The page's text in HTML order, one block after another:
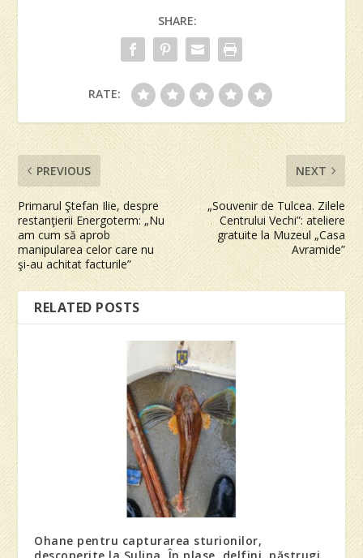
SHARE:
RATE:
PREVIOUS
Primarul Ştefan Ilie, despre
restanţierii Energoterm: „Nu
am cum să aprob
manipularea celor care nu
şi-au achitat facturile”
NEXT
„Souvenir de Tulcea. Zilele
Centrului Vechi”: ateliere
gratuite la Muzeul „Casa
Avramide”
RELATED POSTS
Ohane pentru capturarea sturionilor,